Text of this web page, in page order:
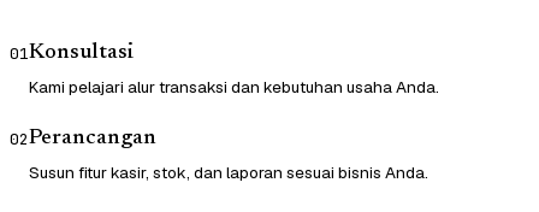
01Konsultasi
Kami pelajari alur transaksi dan kebutuhan usaha Anda.
02Perancangan
Susun fitur kasir, stok, dan laporan sesuai bisnis Anda.